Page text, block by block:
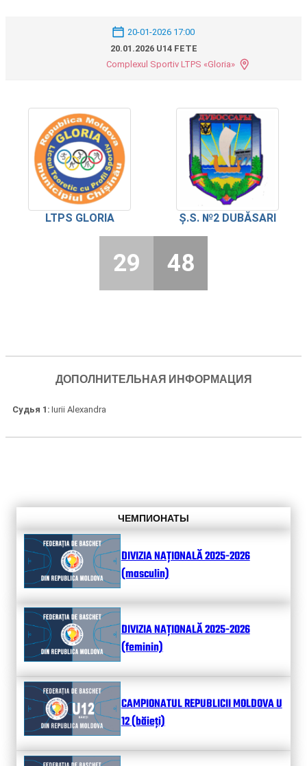
20-01-2026 17:00
20.01.2026 U14 FETE
Complexul Sportiv LTPS «Gloria»
LTPS GLORIA Ș.S. №2 DUBĂSARI
29 48
ДОПОЛНИТЕЛЬНАЯ ИНФОРМАЦИЯ
Судья 1 Iurii Alexandra
ЧЕМПИОНАТЫ
DIVIZIA NAȚIONALĂ 2025-2026
(masculin)
DIVIZIA NAȚIONALĂ 2025-2026
(feminin)
CAMPIONATUL REPUBLICII MOLDOVA U
12 (băieți)